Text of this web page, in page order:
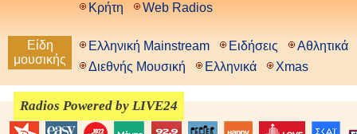
Κρήτη
Web Radios
Είδη
μουσικής
Ελληνική Mainstream Ειδήσεις
Αθλητικά
Διεθνής Μουσική
Ελληνικά Xmas
Radios Powered by LIVE24